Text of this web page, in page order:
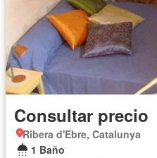
Consultar precio
Ribera d'Ebre, Catalunya
1 Baño